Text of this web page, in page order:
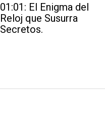
01:01: El Enigma del
Reloj que Susurra
Secretos.